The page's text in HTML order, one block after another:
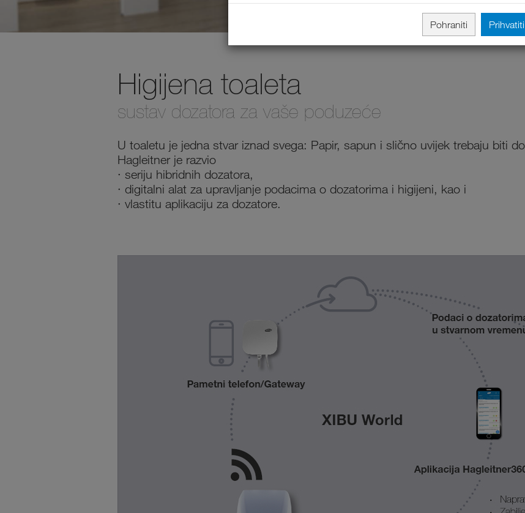
Higijena toaleta
sustav dozatora za vaše poduzeće
U toaletu je jedna stvar iznad svega: Papir, sapun i slično uvijek trebaju biti
Hagleitner je razvio
· seriju hibridnih dozatora,
· digitalni alat za upravljanje podacima o dozatorima i higijeni, kao i
· vlastitu aplikaciju za dozatore.
Pohraniti